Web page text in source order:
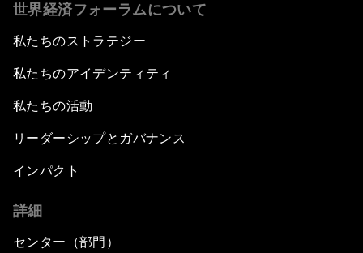
世界経済フォーラムについて
私たちのストラテジー
私たちのアイデンティティ
私たちの活動
リーダーシップとガバナンス
インパクト
詳細
センター（部門）